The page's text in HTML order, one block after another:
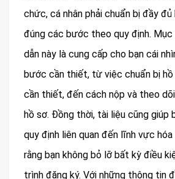
chức, cá nhân phải chuẩn bị đầy
đúng các bước theo quy định.
dẫn này là cung cấp cho bạn cái
bước cần thiết, từ việc chuẩn bị
cần thiết, đến cách nộp và theo
hồ sơ. Đồng thời, tài liệu cũng giúp
quy định liên quan đến lĩnh vực
rằng bạn không bỏ lỡ bất kỳ điều
trình đăng ký. Với những thông tin